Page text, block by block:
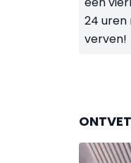
24 uren
verven!